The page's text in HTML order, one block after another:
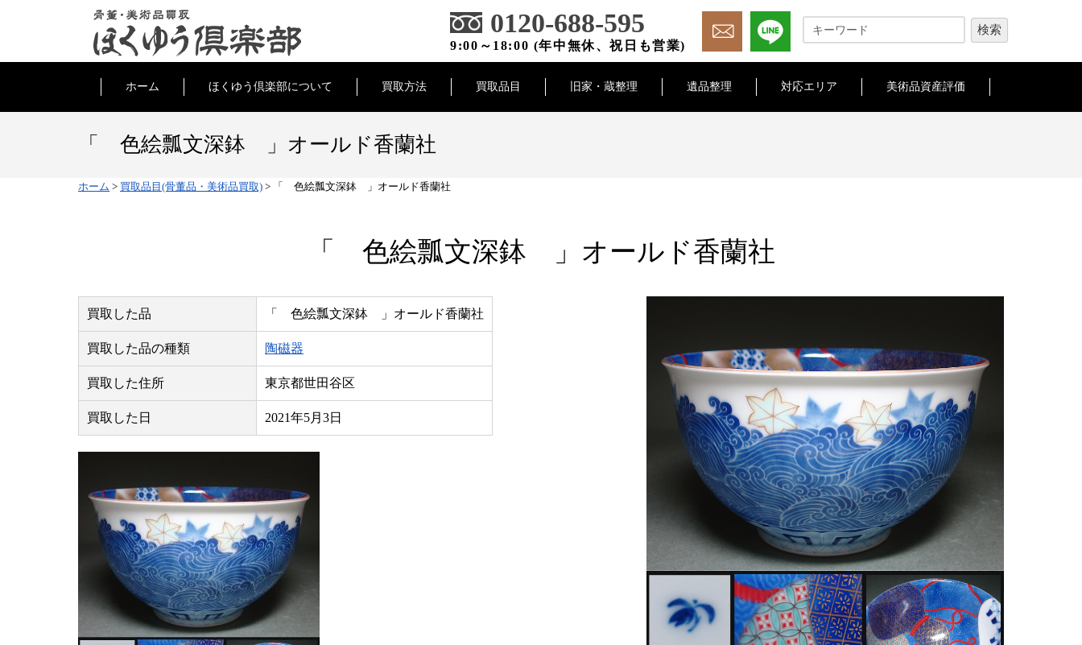
0120-688-595
9:00～18:00 (年中無休、祝日も営業)
ホーム ほくゆう倶楽部について 買取方法 買取品目 旧家・蔵整理 遺品整理 対応エリア 美術品資産評価
「 色絵瓢文深鉢 」オールド香蘭社
ホーム > 買取品目(骨董品・美術品買取) > 「 色絵瓢文深鉢 」オールド香蘭社
「 色絵瓢文深鉢 」オールド香蘭社
買取した品 「 色絵瓢文深鉢 」オールド香蘭社
買取した品の種類 陶磁器
買取した住所 東京都世田谷区
買取した日 2021年5月3日